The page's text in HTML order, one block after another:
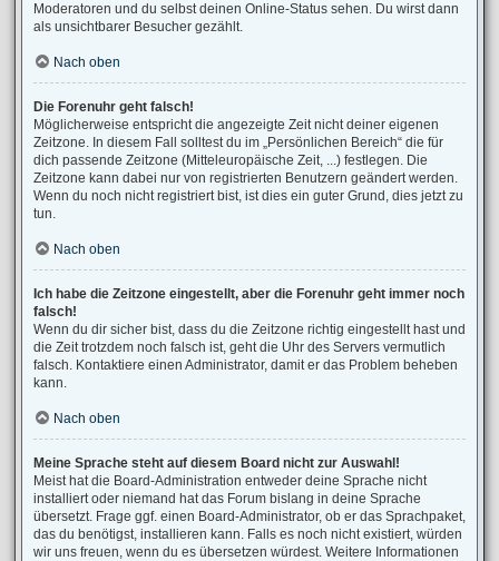
Moderatoren und du selbst deinen Online-Status sehen. Du wirst dann
als unsichtbarer Besucher gezählt.
Nach oben
Die Forenuhr geht falsch!
Möglicherweise entspricht die angezeigte Zeit nicht deiner eigenen
Zeitzone. In diesem Fall solltest du im „Persönlichen Bereich“ die für
dich passende Zeitzone (Mitteleuropäische Zeit, ...) festlegen. Die
Zeitzone kann dabei nur von registrierten Benutzern geändert werden.
Wenn du noch nicht registriert bist, ist dies ein guter Grund, dies jetzt zu
tun.
Nach oben
Ich habe die Zeitzone eingestellt, aber die Forenuhr geht immer noch
falsch!
Wenn du dir sicher bist, dass du die Zeitzone richtig eingestellt hast und
die Zeit trotzdem noch falsch ist, geht die Uhr des Servers vermutlich
falsch. Kontaktiere einen Administrator, damit er das Problem beheben
kann.
Nach oben
Meine Sprache steht auf diesem Board nicht zur Auswahl!
Meist hat die Board-Administration entweder deine Sprache nicht
installiert oder niemand hat das Forum bislang in deine Sprache
übersetzt. Frage ggf. einen Board-Administrator, ob er das Sprachpaket,
das du benötigst, installieren kann. Falls es noch nicht existiert, würden
wir uns freuen, wenn du es übersetzen würdest. Weitere Informationen